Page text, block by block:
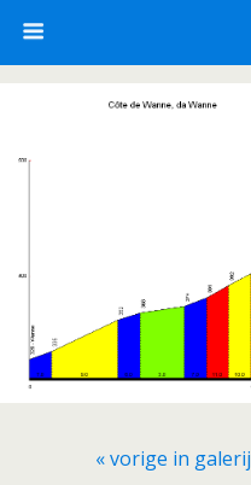
« vorige in galerij